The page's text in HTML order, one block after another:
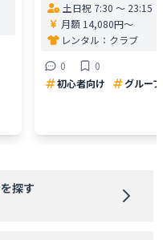
土日祝 7:30 〜 23:15
月額 14,080円〜
レンタル： クラブ
0
0
初心者向け
グループ
を探す